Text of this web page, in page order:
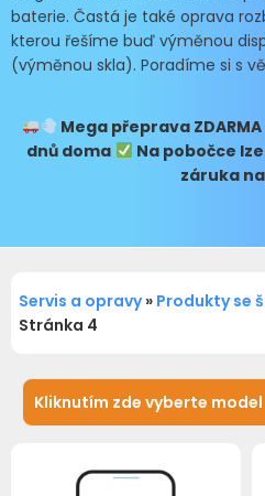
baterie. Častá je také oprava
kterou řešíme buď výměnou
(výměnou skla). Poradíme si s
Mega přeprava
dnů doma
Na pobočce
záruka
Servis a opravy» Produkty se
Stránka 4